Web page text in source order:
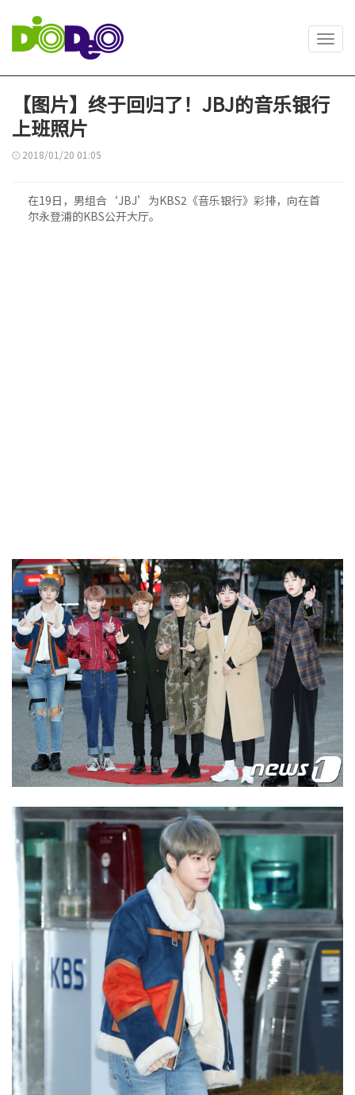
【图片】终于回归了！JBJ的音乐银行
上班照片
2018/01/20 01:05
在19日，男组合‘JBJ’为KBS2《音乐银行》彩排，向在首
尔永登浦的KBS公开大厅。